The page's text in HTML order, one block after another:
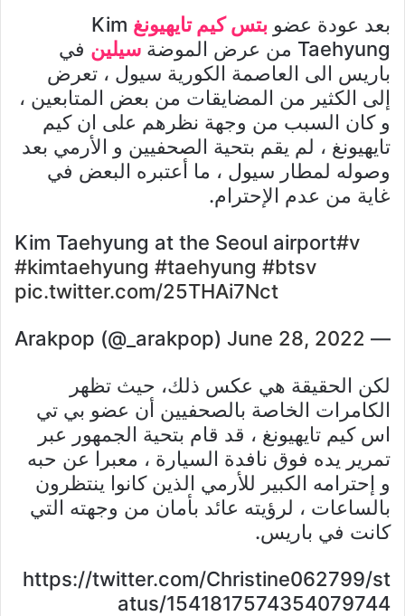
بعد عودة عضو بتس كيم تايهيونغ Kim
Taehyung من عرض الموضة
سيلين في
باريس الى العاصمة الكورية سيول ، تعرض
إلى الكثير من المضايقات من بعض المتابعين ،
و كان السبب من وجهة نظرهم على ان كيم
تايهيونغ ، لم يقم بتحية الصحفيين و الأرمي بعد
وصوله لمطار سيول ، ما أعتبره البعض في
غاية من عدم الإحترام.
Kim Taehyung at the Seoul airport#v
#kimtaehyung #taehyung #btsv
pic.twitter.com/25THAi7Nct
— Arakpop (@_arakpop)
June 28, 2022
لكن الحقيقة هي عكس ذلك، حيث تظهر
الكامرات الخاصة بالصحفيين أن عضو بي تي
اس كيم تايهيونغ ، قد قام بتحية الجمهور عبر
تمرير يده فوق نافدة السيارة ، معبرا عن حبه
و إحترامه الكبير للأرمي الذين كانوا ينتظرون
بالساعات ، لرؤيته عائد بأمان من وجهته التي
كانت في باريس.
https://twitter.com/Christine062799/st
atus/1541817574354079744